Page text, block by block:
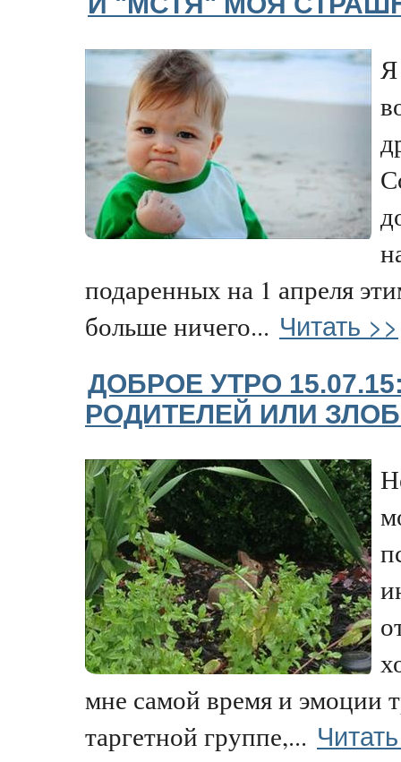
Я
подаренных на 1 апреля
больше ничего... Читать >>
ДОБРОЕ УТРО
РОДИТЕЛЕЙ ИЛИ
мне самой время и эмоции
таргетной группе,...